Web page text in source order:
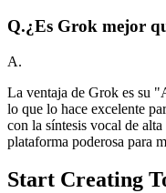
Q.¿Es Grok mejor
A.
La ventaja de Grok es su
lo que lo hace excelente
con la síntesis vocal de
plataforma poderosa para
Start Creating